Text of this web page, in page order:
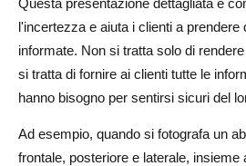
Questa presentazione dettagliata e
l'incertezza e aiuta i clienti a prendere
informate. Non si tratta solo di
si tratta di fornire ai clienti tutte le
hanno bisogno per sentirsi sicuri del
Ad esempio, quando si fotografa un
frontale, posteriore e laterale, insieme